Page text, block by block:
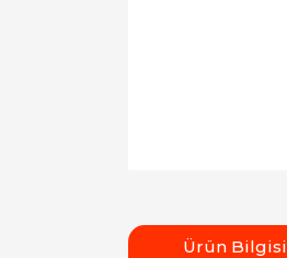
Ürün Bilgisi